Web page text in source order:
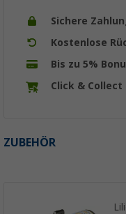
Sichere
Kostenlose
Bis zu 5%
Click & Collect
ZUBEHÖR